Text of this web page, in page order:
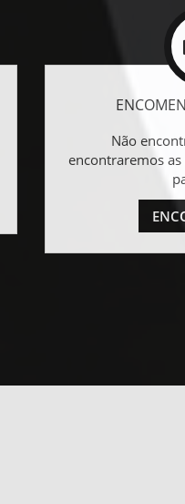
Não
encontraremos